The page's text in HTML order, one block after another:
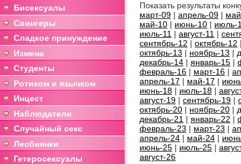
Бисексуалы
Свингеры
Сладкое принуждение
Измена
Студенты
Ротиком и язычком
Инцест
Наблюдатели
Случайный секс
Лесбиянки
Гетеросексуалы
Показать результаты
март-09 | апрель-09 |
май-10 | июнь-10 | июль-
июль-11 | август-11 |
сентябрь-12 | октябрь-12 |
октябрь-13 | ноябрь-13 |
декабрь-14 | январь-15 |
февраль-16 | март-16 |
апрель-17 | май-17 |
июнь-18 | июль-18 |
август-19 | сентябрь-19 |
октябрь-20 | ноябрь-20 |
декабрь-21 | январь-22 |
февраль-23 | март-23 |
апрель-24 | май-24 |
июнь-25 | июль-25 |
август-26